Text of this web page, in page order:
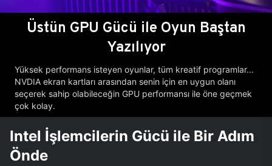
Üstün GPU Gücü ile Oyun Baştan
Yazılıyor
Yüksek performans isteyen oyunlar, tüm kreatif programlar...
NVDIA ekran kartları arasından senin için en uygun olanı
seçerek sahip olabileceğin GPU performansı ile öne geçmek
çok kolay.
Intel İşlemcilerin Gücü ile Bir Adım
Önde